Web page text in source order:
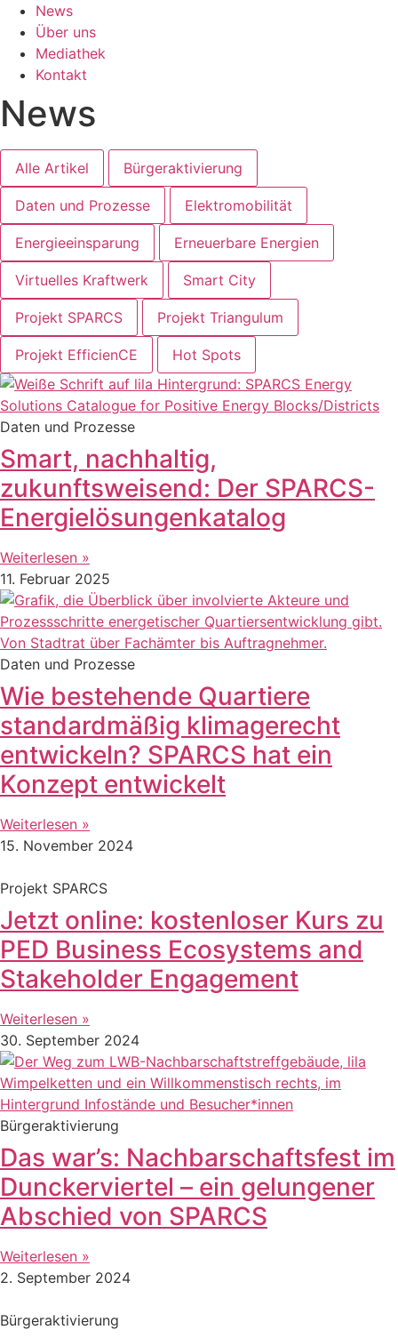
News
Über uns
Mediathek
Kontakt
News
Alle Artikel Bürgeraktivierung
Daten und Prozesse Elektromobilität
Energieeinsparung Erneuerbare Energien
Virtuelles Kraftwerk Smart City
Projekt SPARCS Projekt Triangulum
Projekt EfficienCE Hot Spots
Daten und Prozesse
Smart, nachhaltig,
zukunftsweisend: Der SPARCS-
Energielösungenkatalog
Weiterlesen »
11. Februar 2025
Daten und Prozesse
Wie bestehende Quartiere
standardmäßig klimagerecht
entwickeln? SPARCS hat ein
Konzept entwickelt
Weiterlesen »
15. November 2024
Projekt SPARCS
Jetzt online: kostenloser Kurs zu
PED Business Ecosystems and
Stakeholder Engagement
Weiterlesen »
30. September 2024
Bürgeraktivierung
Das war’s: Nachbarschaftsfest im
Dunckerviertel – ein gelungener
Abschied von SPARCS
Weiterlesen »
2. September 2024
Bürgeraktivierung